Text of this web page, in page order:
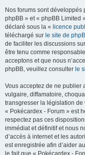
Nos forums sont développés
phpBB » et « phpBB Limited
déclaré sous la « licence
téléchargé sur le site de
de faciliter les discussions
être tenu comme
acceptons et que nous
phpBB, veuillez consulter le
Vous acceptez de ne publier
vulgaire, diffamatoire,
transgresser la législation
« Pokécardex - Forum » est
respectez pas ces
immédiat et définitif et nous
d’accès à internet et les
est enregistrée afin d’aider
le fait que « Pokécardex -